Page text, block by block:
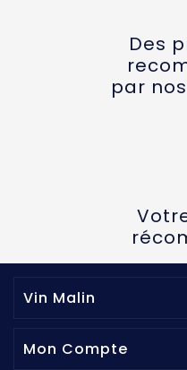
Des
par
Vin Malin
Mon Compte